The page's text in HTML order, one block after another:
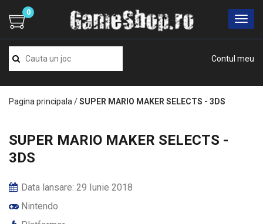
Contul meu
0
Pagina principala /SUPER MARIO MAKER SELECTS - 3DS
SUPER MARIO MAKER SELECTS -
3DS
Data lansare: 29 Iunie 2018
Nintendo